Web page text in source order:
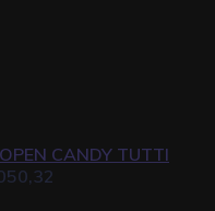
CANDY TUTTI